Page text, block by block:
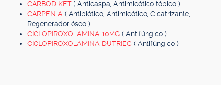
CARBOD KET ( Anticaspa, Antimicótico tópico )
CARPEN A ( Antibiótico, Antimicótico, Cicatrizante,
Regenerador óseo )
CICLOPIROXOLAMINA 10MG ( Antifúngico )
CICLOPIROXOLAMINA DUTRIEC ( Antifúngico )